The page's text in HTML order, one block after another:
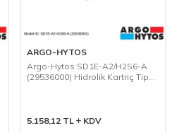
ARGO-HYTOS
Argo-Hytos SD1E-A2/H2S6-A
(29536000) Hidrolik Kartriç Tip
5.158,12TL KDV